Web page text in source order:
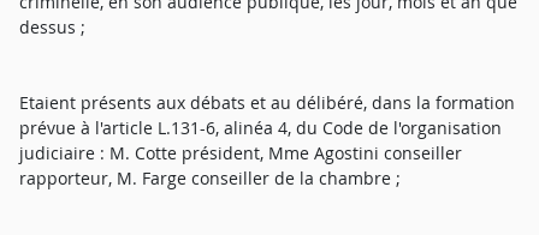
dessus ;
Etaient présents aux débats et au délibéré, dans la formation
prévue à l'article L.131-6, alinéa 4, du Code de l'organisation
judiciaire : M. Cotte président, Mme Agostini conseiller
rapporteur, M. Farge conseiller de la chambre ;